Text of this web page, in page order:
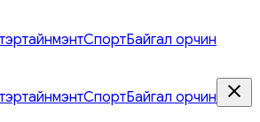
СпортБайгал орчин
СпортБайгал орчин